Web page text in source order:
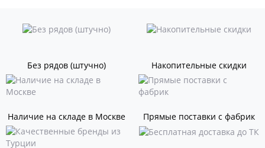
Без рядов (штучно) Накопительные скидки
Наличие на складе в Москве Прямые поставки с фабрик